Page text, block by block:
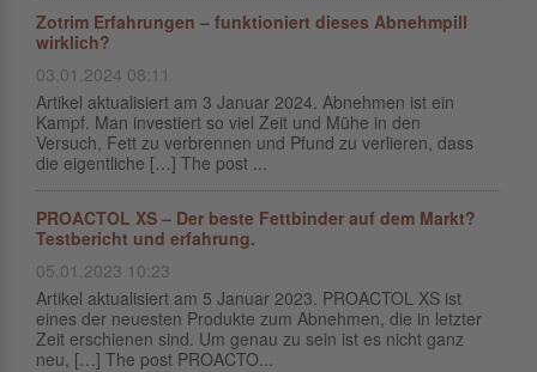
Zotrim Erfahrungen – funktioniert dieses Abnehmpill
wirklich?
03.01.2024 08:11
Artikel aktualisiert am 3 Januar 2024. Abnehmen ist ein
Kampf. Man investiert so viel Zeit und Mühe in den
Versuch, Fett zu verbrennen und Pfund zu verlieren, dass
die eigentliche […] The post ...
PROACTOL XS – Der beste Fettbinder auf dem Markt?
Testbericht und erfahrung.
05.01.2023 10:23
Artikel aktualisiert am 5 Januar 2023. PROACTOL XS ist
eines der neuesten Produkte zum Abnehmen, die in letzter
Zeit erschienen sind. Um genau zu sein ist es nicht ganz
neu, […] The post PROACTO...